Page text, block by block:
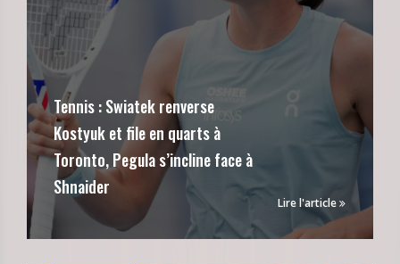
Tennis : Swiatek renverse
Kostyuk et file en quarts à
Toronto, Pegula s’incline face à
Shnaider
Lire l'article